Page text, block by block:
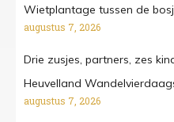
Wietplantage tussen de
augustus 7, 2026
Drie zusjes, partners, zes
Heuvelland
augustus 7, 2026